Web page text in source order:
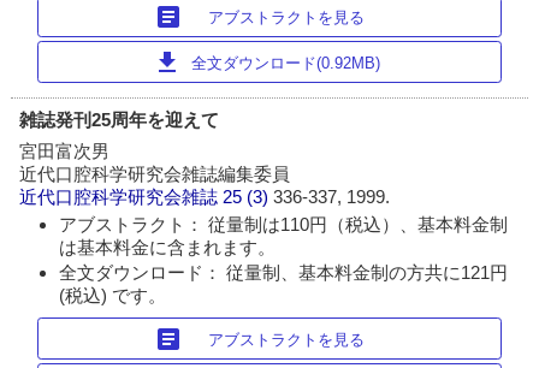
article アブストラクトを見る
download 全文ダウンロード(0.92MB)
雑誌発刊25周年を迎えて
宮田富次男
近代口腔科学研究会雑誌編集委員
近代口腔科学研究会雑誌 25 (3)336-337, 1999.
アブストラクト： 従量制は110円（税込）、基本料金制
は基本料金に含まれます。
全文ダウンロード： 従量制、基本料金制の方共に121円
(税込) です。
article アブストラクトを見る